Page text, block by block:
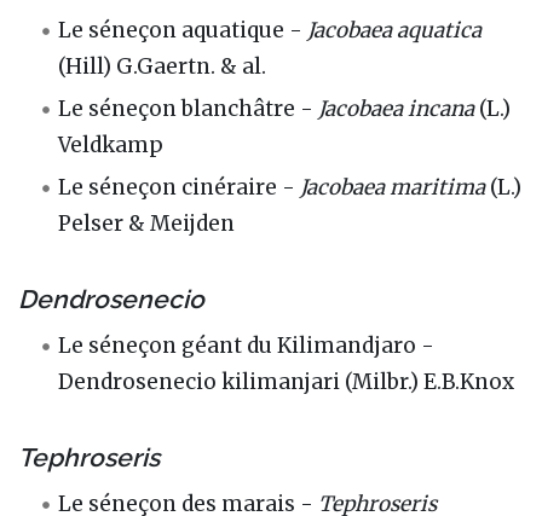
Le séneçon aquatique - Jacobaea aquatica
(Hill) G.Gaertn. & al.
Le séneçon blanchâtre - Jacobaea incana(L.)
Veldkamp
Le séneçon cinéraire - Jacobaea maritima(L.)
Pelser & Meijden
Dendrosenecio
Le séneçon géant du Kilimandjaro -
Dendrosenecio kilimanjari (Milbr.) E.B.Knox
Tephroseris
Le séneçon des marais - Tephroseris